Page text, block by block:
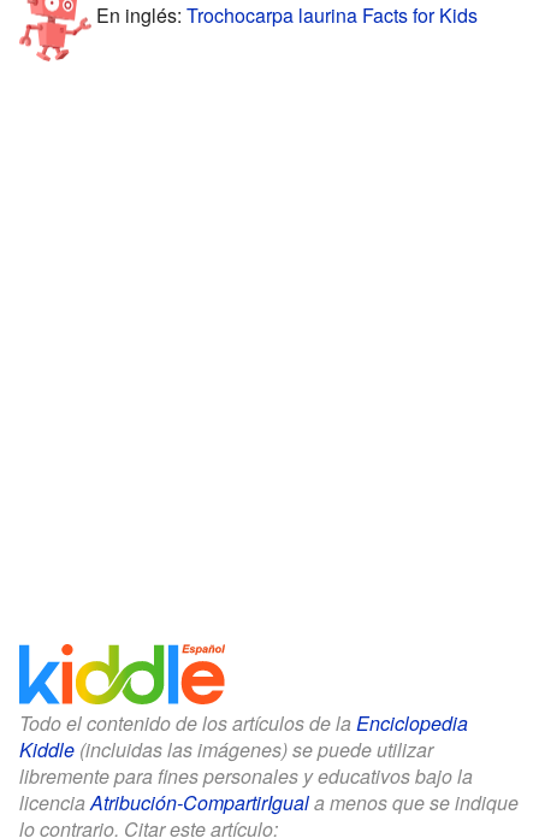
En inglés: Trochocarpa laurina Facts for Kids
Todo el contenido de los artículos de la Enciclopedia
Kiddle (incluidas las imágenes) se puede utilizar
libremente para fines personales y educativos bajo la
licenciaAtribución-CompartirIguala menos que se indique
lo contrario. Citar este artículo: